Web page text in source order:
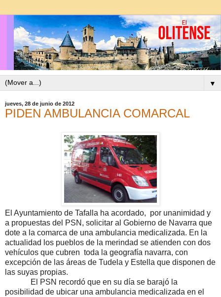
▼
jueves, 28 de junio de 2012
PIDEN AMBULANCIA COMARCAL
El Ayuntamiento de Tafalla ha acordado, por unanimidad y
a propuestas del PSN, solicitar al Gobierno de Navarra que
dote a la comarca de una ambulancia medicalizada. En la
actualidad los pueblos de la merindad se atienden con dos
vehículos que cubren toda la geografía navarra, con
excepción de las áreas de Tudela y Estella que disponen de
las suyas propias.
El PSN recordó que en su día se barajó la
posibilidad de ubicar una ambulancia medicalizada en el